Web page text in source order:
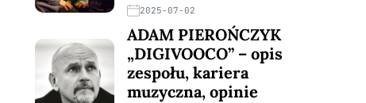
2025-07-02
ADAM PIEROŃCZYK
„DIGIVOOCO” – opis
zespołu, kariera
muzyczna, opinie